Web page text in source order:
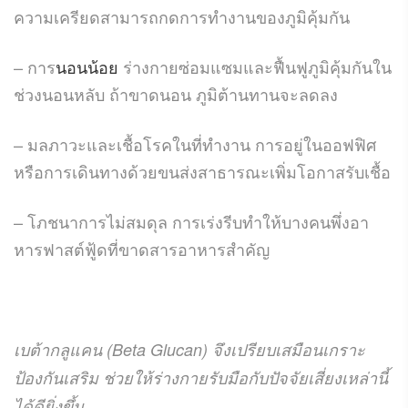
ความเครียดสามารถกดการทำงานของภูมิคุ้มกัน
– การนอนน้อย ร่างกายซ่อมแซมและฟื้นฟูภูมิคุ้มกันใน
ช่วงนอนหลับ ถ้าขาดนอน ภูมิต้านทานจะลดลง
– มลภาวะและเชื้อโรคในที่ทำงาน การอยู่ในออฟฟิศ
หรือการเดินทางด้วยขนส่งสาธารณะเพิ่มโอกาสรับเชื้อ
– โภชนาการไม่สมดุล การเร่งรีบทำให้บางคนพึ่งอา
หารฟาสต์ฟู้ดที่ขาดสารอาหารสำคัญ
เบต้ากลูแคน (Beta Glucan) จึงเปรียบเสมือนเกราะ
ป้องกันเสริม ช่วยให้ร่างกายรับมือกับปัจจัยเสี่ยงเหล่านี้